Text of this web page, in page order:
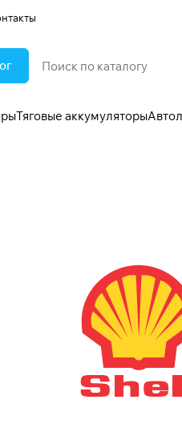
Тяговые аккумуляторы